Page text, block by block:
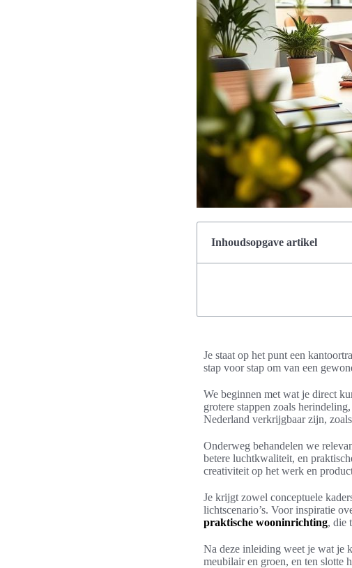
Inhoudsopgave artikel
Je staat op het punt een
stap voor stap om van een
We beginnen met wat je direct
grotere stappen zoals
Nederland verkrijgbaar zijn,
Onderweg behandelen we
betere luchtkwaliteit, en
creativiteit op het werk en
Je krijgt zowel conceptuele
lichtscenario’s. Voor inspiratie
praktische wooninrichting, die
Na deze inleiding weet je wat je
meubilair en groen, en ten slotte